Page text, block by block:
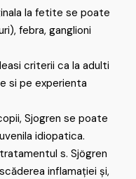
la fetite se poate
febra, ganglioni
criterii ca la adulti
si pe experienta
Sjogren se poate
idiopatica.
s. Sjögren
inflamației și,